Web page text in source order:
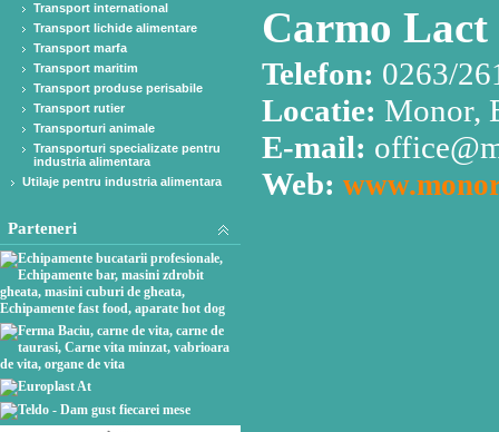
Transport international
Transport lichide alimentare
Transport marfa
Transport maritim
Transport produse perisabile
Transport rutier
Transporturi animale
Transporturi specializate pentru
industria alimentara
Utilaje pentru industria alimentara
Parteneri
Carmo
Telefon: 0263/
Locatie: Monor,
E-mail:
Web: